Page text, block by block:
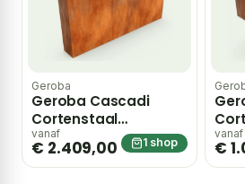
Geroba
Geroba Cascadi
Cortenstaal
Watervalelement
naast vijver 3000 x
250 x 1200 mm – bruin
vanaf
€ 2.409,00 1 shop
vanaf
€